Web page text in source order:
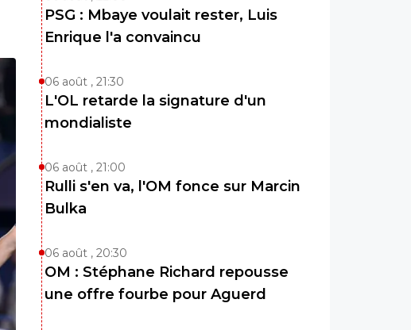
PSG : Mbaye voulait rester, Luis
Enrique l'a convaincu
06 août , 21:30
L'OL retarde la signature d'un
mondialiste
06 août , 21:00
Rulli s'en va, l'OM fonce sur Marcin
Bulka
06 août , 20:30
OM : Stéphane Richard repousse
une offre fourbe pour Aguerd